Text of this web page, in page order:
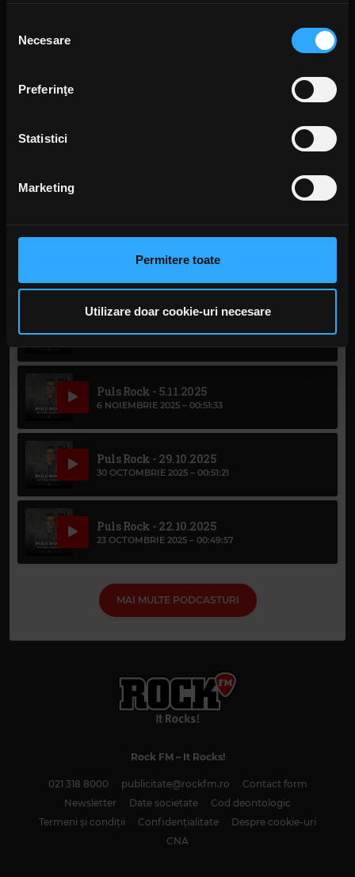
Să colectăm informațiile cu privire la locația dvs.
Să vă identificăm dispozitivul scanândul-l în mod
activ după caracteristici specifice (amprentare)
dvs. personale și configurați-vă preferințele la
secțiunea
anunțurile, pentru a oferi funcții de rețele sociale și pentru
a analiza traficul. De asemenea, le oferim partenerilor de
privire la modul în care folosiți site-ul nostru. Aceștia le
pot combina cu alte informații oferite de dvs. sau culese
în urma folosirii serviciilor lor. În cazul în care alegeți să
continuați să utilizați website-ul nostru, sunteți de acord
cu utilizarea modulelor noastre cookie.
consimțământului
Necesare
Preferinţe
Statistici
Marketing
Permitere toate
Utilizare doar cookie-uri necesare
Puls Rock - 26.11.2025
20 NOIEMBRIE 2025 –00:50:14
Puls Rock - 5.11.2025
6 NOIEMBRIE 2025 – 00:51:33
Puls Rock - 29.10.2025
30 OCTOMBRIE 2025 – 00:51:21
Puls Rock - 22.10.2025
23 OCTOMBRIE 2025 – 00:49:57
MAI MULTE PODCASTURI
Rock FM– It Rocks!
021 318 8000 publicitate@rockfm.ro
Contact form
Newsletter
Date societate
Cod deontologic
Termeni și condiții
Confidențialitate
Despre cookie-uri
CNA